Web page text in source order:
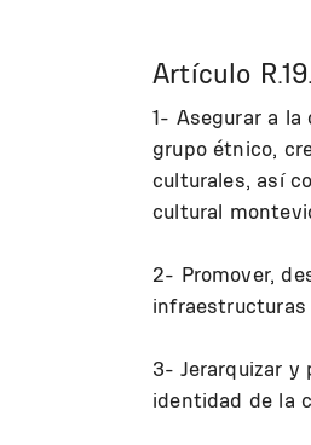
Artículo
1- Asegurar a
grupo étnico,
culturales, así
cultural
2- Promover,
infraestructuras
3- Jerarquizar
identidad de la